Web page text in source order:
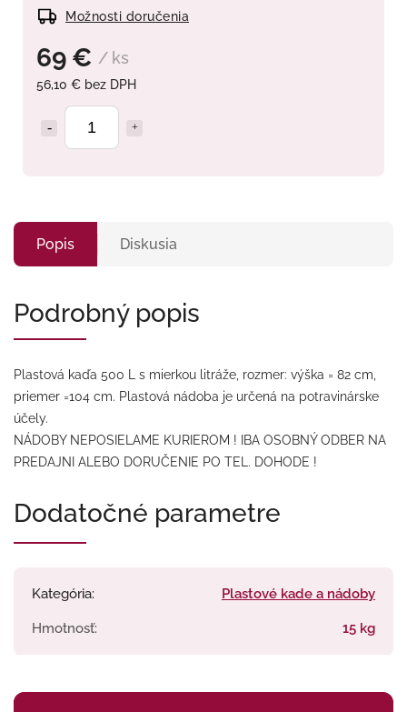
69 € / ks
56,10 € bez DPH
Možnosti doručenia
Popis Diskusia
Podrobný popis
Plastová kaďa 500 L s mierkou litráže, rozmer: výška = 82 cm,
priemer =104 cm. Plastová nádoba je určená na potravinárske
účely.
NÁDOBY NEPOSIELAME KURIEROM ! IBA OSOBNÝ ODBER NA
PREDAJNI ALEBO DORUČENIE PO TEL. DOHODE !
Dodatočné parametre
Kategória: Plastové kade a nádoby
Hmotnosť: 15 kg